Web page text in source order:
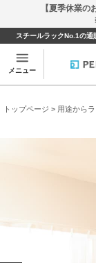
【夏季休業
スチールラックNo.1の
メニュー
トップページ > 用途から